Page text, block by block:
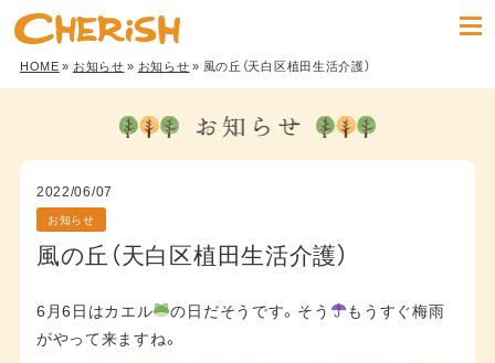
HOME» お知らせ» お知らせ» 風の丘（天白区植田生活介護）
2022/06/07
お知らせ
風の丘（天白区植田生活介護）
6月6日はカエル の日だそうです。そう
もうすぐ梅雨
がやって来ますね。